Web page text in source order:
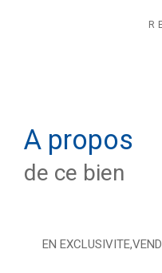
a propos
de ce bien
EN